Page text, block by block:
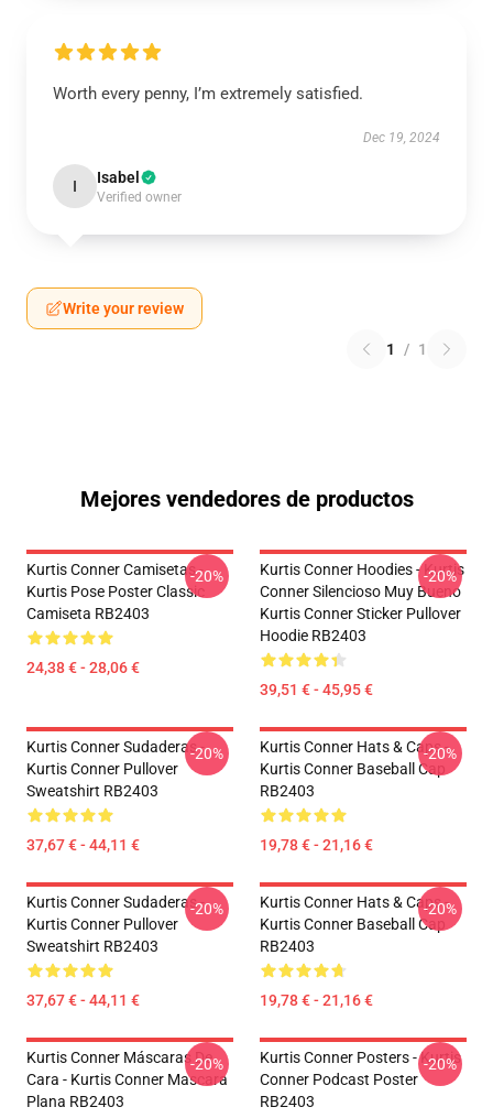
Worth every penny, I’m extremely satisfied.
Dec 19, 2024
I Isabel
Verified owner
Write your review
1 / 1
Mejores vendedores de productos
Kurtis Conner Camisetas -
Kurtis Pose Poster Classic
Camiseta RB2403
24,38 € - 28,06 €
-20%
Kurtis Conner Hoodies - Kurtis
Conner Silencioso Muy Bueno
Kurtis Conner Sticker Pullover
Hoodie RB2403
39,51 € - 45,95 €
-20%
Kurtis Conner Sudaderas -
Kurtis Conner Pullover
Sweatshirt RB2403
37,67 € - 44,11 €
-20%
Kurtis Conner Hats & Caps -
Kurtis Conner Baseball Cap
RB2403
19,78 € - 21,16 €
-20%
Kurtis Conner Sudaderas -
Kurtis Conner Pullover
Sweatshirt RB2403
37,67 € - 44,11 €
-20%
Kurtis Conner Hats & Caps -
Kurtis Conner Baseball Cap
RB2403
19,78 € - 21,16 €
-20%
Kurtis Conner Máscaras De
Cara - Kurtis Conner Mascara
Plana RB2403
-20%
Kurtis Conner Posters - Kurtis
Conner Podcast Poster
RB2403
-20%